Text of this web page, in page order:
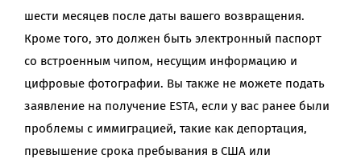
шести месяцев после даты вашего возвращения.
Кроме того, это должен быть электронный паспорт
со встроенным чипом, несущим информацию и
цифровые фотографии. Вы также не можете подать
заявление на получение ESTA, если у вас ранее были
проблемы с иммиграцией, такие как депортация,
превышение срока пребывания в США или